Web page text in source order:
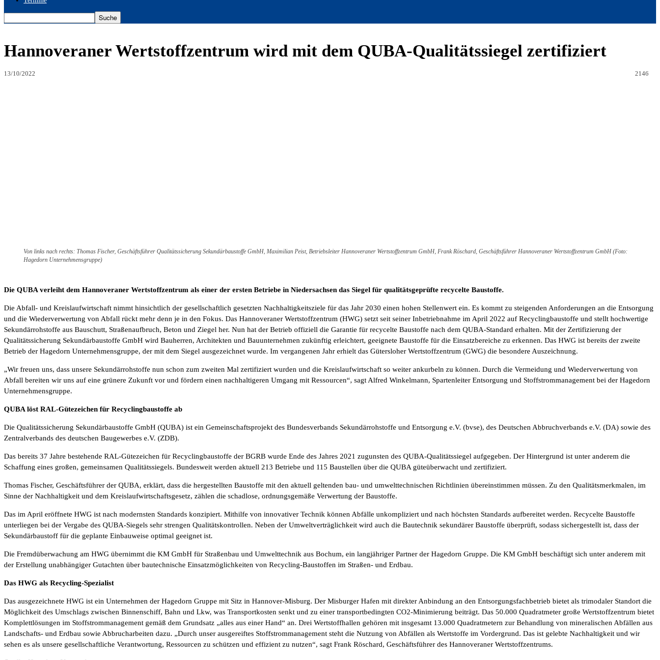
Hannoveraner Wertstoffzentrum wird mit dem QUBA-Qualitätssiegel zertifiziert
13/10/2022 2146
Von links nach rechts: Thomas Fischer, Geschäftsführer Qualitätssicherung Sekundärbaustoffe GmbH, Maximilian Peist, Betriebsleiter Hannoveraner Wertstoffzentrum GmbH, Frank Röschard, Geschäftsführer Hannoveraner Wertstoffzentrum GmbH (Foto:
Hagedorn Unternehmensgruppe)
Die QUBA verleiht dem Hannoveraner Wertstoffzentrum als einer der ersten Betriebe in Niedersachsen das Siegel für qualitätsgeprüfte recycelte Baustoffe.
Die Abfall- und Kreislaufwirtschaft nimmt hinsichtlich der gesellschaftlich gesetzten Nachhaltigkeitsziele für das Jahr 2030 einen hohen Stellenwert ein. Es kommt zu steigenden Anforderungen an die Entsorgung
und die Wiederverwertung von Abfall rückt mehr denn je in den Fokus. Das Hannoveraner Wertstoffzentrum (HWG) setzt seit seiner Inbetriebnahme im April 2022 auf Recyclingbaustoffe und stellt hochwertige
Sekundärrohstoffe aus Bauschutt, Straßenaufbruch, Beton und Ziegel her. Nun hat der Betrieb offiziell die Garantie für recycelte Baustoffe nach dem QUBA-Standard erhalten. Mit der Zertifizierung der
Qualitätssicherung Sekundärbaustoffe GmbH wird Bauherren, Architekten und Bauunternehmen zukünftig erleichtert, geeignete Baustoffe für die Einsatzbereiche zu erkennen. Das HWG ist bereits der zweite
Betrieb der Hagedorn Unternehmensgruppe, der mit dem Siegel ausgezeichnet wurde. Im vergangenen Jahr erhielt das Gütersloher Wertstoffzentrum (GWG) die besondere Auszeichnung.
„Wir freuen uns, dass unsere Sekundärrohstoffe nun schon zum zweiten Mal zertifiziert wurden und die Kreislaufwirtschaft so weiter ankurbeln zu können. Durch die Vermeidung und Wiederverwertung von
Abfall bereiten wir uns auf eine grünere Zukunft vor und fördern einen nachhaltigeren Umgang mit Ressourcen“, sagt Alfred Winkelmann, Spartenleiter Entsorgung und Stoffstrommanagement bei der Hagedorn
Unternehmensgruppe.
QUBA löst RAL-Gütezeichen für Recyclingbaustoffe ab
Die Qualitätssicherung Sekundärbaustoffe GmbH (QUBA) ist ein Gemeinschaftsprojekt des Bundesverbands Sekundärrohstoffe und Entsorgung e.V. (bvse), des Deutschen Abbruchverbands e.V. (DA) sowie des
Zentralverbands des deutschen Baugewerbes e.V. (ZDB).
Das bereits 37 Jahre bestehende RAL-Gütezeichen für Recyclingbaustoffe der BGRB wurde Ende des Jahres 2021 zugunsten des QUBA-Qualitätssiegel aufgegeben. Der Hintergrund ist unter anderem die
Schaffung eines großen, gemeinsamen Qualitätssiegels. Bundesweit werden aktuell 213 Betriebe und 115 Baustellen über die QUBA güteüberwacht und zertifiziert.
Thomas Fischer, Geschäftsführer der QUBA, erklärt, dass die hergestellten Baustoffe mit den aktuell geltenden bau- und umwelttechnischen Richtlinien übereinstimmen müssen. Zu den Qualitätsmerkmalen, im
Sinne der Nachhaltigkeit und dem Kreislaufwirtschaftsgesetz, zählen die schadlose, ordnungsgemäße Verwertung der Baustoffe.
Das im April eröffnete HWG ist nach modernsten Standards konzipiert. Mithilfe von innovativer Technik können Abfälle unkompliziert und nach höchsten Standards aufbereitet werden. Recycelte Baustoffe
unterliegen bei der Vergabe des QUBA-Siegels sehr strengen Qualitätskontrollen. Neben der Umweltverträglichkeit wird auch die Bautechnik sekundärer Baustoffe überprüft, sodass sichergestellt ist, dass der
Sekundärbaustoff für die geplante Einbauweise optimal geeignet ist.
Die Fremdüberwachung am HWG übernimmt die KM GmbH für Straßenbau und Umwelttechnik aus Bochum, ein langjähriger Partner der Hagedorn Gruppe. Die KM GmbH beschäftigt sich unter anderem mit
der Erstellung unabhängiger Gutachten über bautechnische Einsatzmöglichkeiten von Recycling-Baustoffen im Straßen- und Erdbau.
Das HWG als Recycling-Spezialist
Das ausgezeichnete HWG ist ein Unternehmen der Hagedorn Gruppe mit Sitz in Hannover-Misburg. Der Misburger Hafen mit direkter Anbindung an den Entsorgungsfachbetrieb bietet als trimodaler Standort die
Möglichkeit des Umschlags zwischen Binnenschiff, Bahn und Lkw, was Transportkosten senkt und zu einer transportbedingten CO2-Minimierung beiträgt. Das 50.000 Quadratmeter große Wertstoffzentrum bietet
Komplettlösungen im Stoffstrommanagement gemäß dem Grundsatz „alles aus einer Hand“ an. Drei Wertstoffhallen gehören mit insgesamt 13.000 Quadratmetern zur Behandlung von mineralischen Abfällen aus
Landschafts- und Erdbau sowie Abbrucharbeiten dazu. „Durch unser ausgereiftes Stoffstrommanagement steht die Nutzung von Abfällen als Wertstoffe im Vordergrund. Das ist gelebte Nachhaltigkeit und wir
sehen es als unsere gesellschaftliche Verantwortung, Ressourcen zu schützen und effizient zu nutzen“, sagt Frank Röschard, Geschäftsführer des Hannoveraner Wertstoffzentrums.